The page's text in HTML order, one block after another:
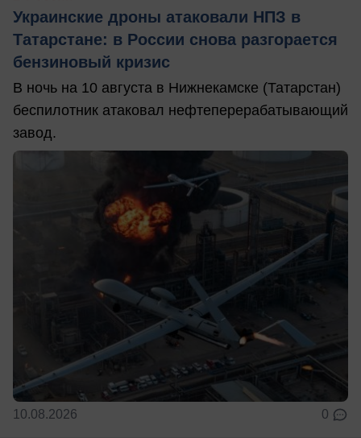
Украинские дроны атаковали НПЗ в
Татарстане: в России снова разгорается
бензиновый кризис
В ночь на 10 августа в Нижнекамске (Татарстан)
беспилотник атаковал нефтеперерабатывающий
завод.
10.08.2026 0